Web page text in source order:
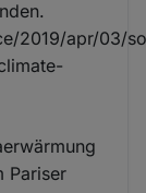
2019/apr/03/
Pariser